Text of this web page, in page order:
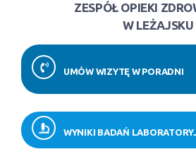
ZESPÓŁ OPIEKI
W LEŻAJSKU
UMÓW WIZYTĘ W PORADNI
WYNIKI BADAŃ